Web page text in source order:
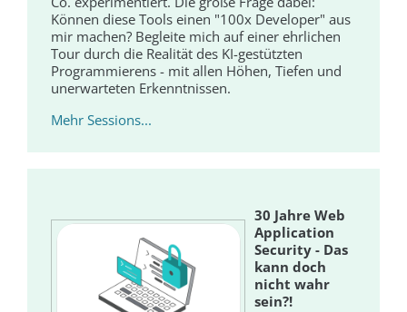
Können diese Tools einen "100x Developer" aus
mir machen? Begleite mich auf einer ehrlichen
Tour durch die Realität des KI-gestützten
Programmierens - mit allen Höhen, Tiefen und
unerwarteten Erkenntnissen.
Mehr Sessions...
30 Jahre Web
Application
Security - Das
kann doch
nicht wahr
sein?!